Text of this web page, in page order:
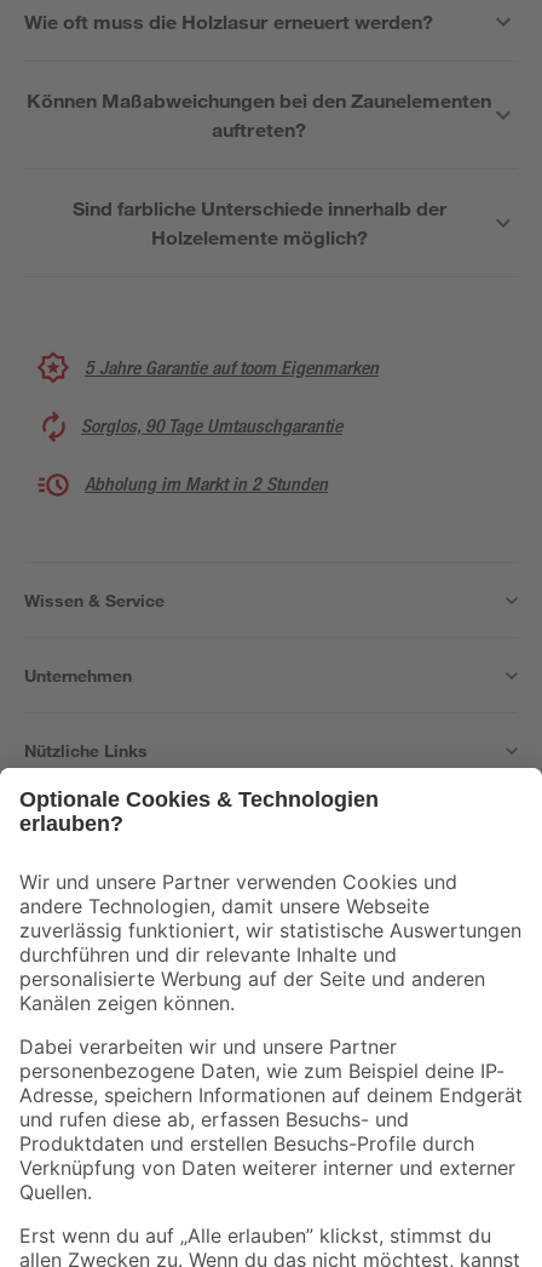
Wie oft muss die Holzlasur erneuert werden?
Können Maßabweichungen bei den Zaunelementen
auftreten?
Sind farbliche Unterschiede innerhalb der
Holzelemente möglich?
5 Jahre Garantie auf toom Eigenmarken
Sorglos, 90 Tage Umtauschgarantie
Abholung im Markt in 2 Stunden
Wissen & Service
Unternehmen
Nützliche Links
Der toom Newsletter: Keine Angebote und Aktionen mehr verpassen!
Zur Newsletter Anmeldung
Folge uns
Zahlungsarten Versandarten
Sicher einkaufen